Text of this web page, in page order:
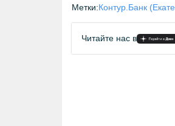
Метки:Контур.Банк
Читайте нас в